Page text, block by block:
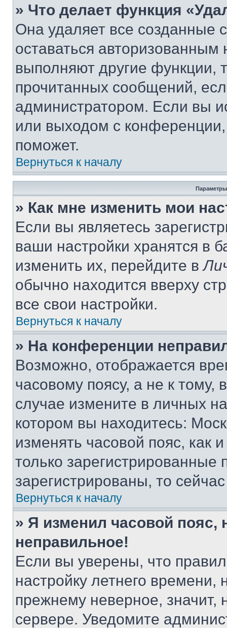
» Что делает функция
Она удаляет все созданные
оставаться
выполняют другие функции,
прочитанных сообщений,
администратором. Если вы
или выходом с
поможет.
Вернуться к началу
Параметры
» Как мне изменить мои
Если вы являетесь
ваши настройки хранятся в
изменить их, перейдите в
обычно находится вверху
все свои настройки.
Вернуться к началу
» На конференции
Возможно, отображается
часовому поясу, а не к тому,
случае измените в личных
котором вы находитесь:
изменять часовой пояс, как
только
зарегистрированы, то
Вернуться к началу
» Я изменил часовой пояс,
неправильное!
Если вы уверены, что
настройку летнего
прежнему неверное, значит,
сервере. Уведомите